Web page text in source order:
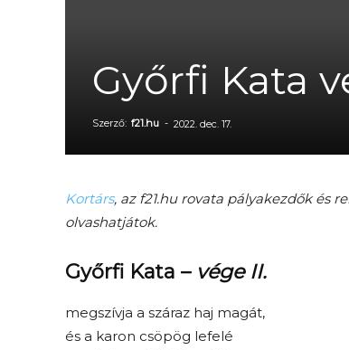
Győrfi Kata
Szerző: f21.hu - 2022. dec. 17.
Kortárs, az f21.hu rovata pályakezdők és
olvashatjátok.
Győrfi Kata – vége II.
megszívja a száraz haj magát,
és a karon csöpög lefelé